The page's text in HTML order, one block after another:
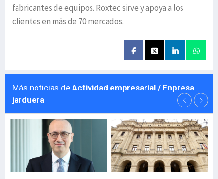
fabricantes de equipos. Roxtec sirve y apoya a los
clientes en más de 70 mercados.
Más noticias de Actividad empresarial / Enpresa
jarduera